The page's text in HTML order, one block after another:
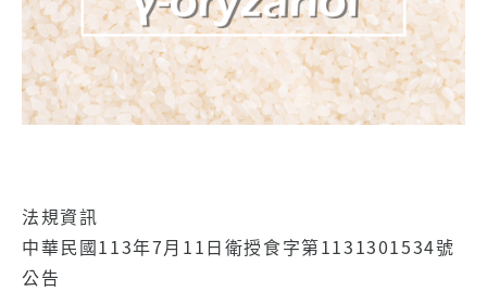
法規資訊
中華民國113年7月11日衛授食字第1131301534號
公告